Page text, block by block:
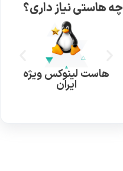
چه هاستی نیاز داری؟
هاست لینوکس ویژه
ایران